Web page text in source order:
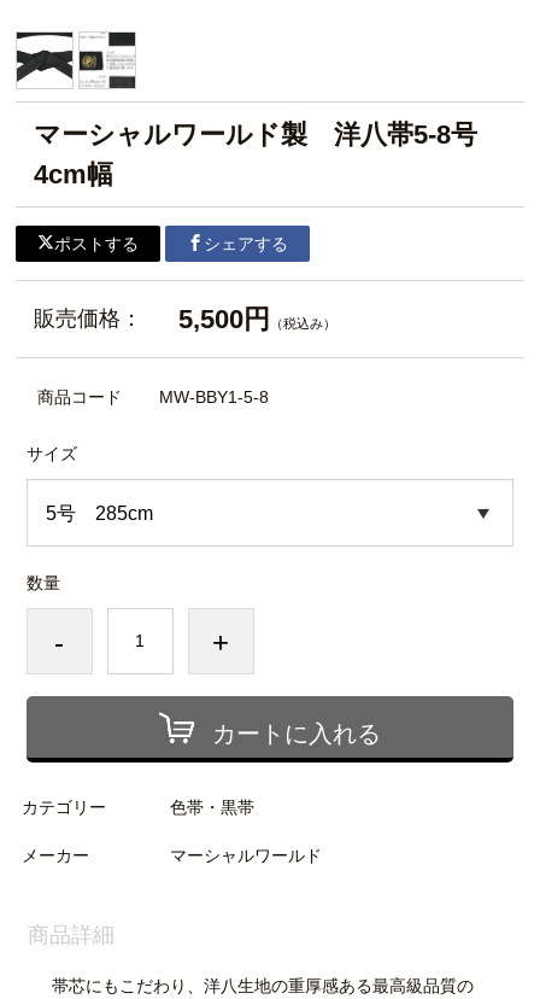
マーシャルワールド製 洋八帯5-8号
4cm幅
ポストする シェアする
販売価格： 5,500円 （税込み）
商品コード MW-BBY1-5-8
サイズ
数量
- +
カートに入れる
カテゴリー 色帯・黒帯
メーカー マーシャルワールド
商品詳細
帯芯にもこだわり、洋八生地の重厚感ある最高級品質の